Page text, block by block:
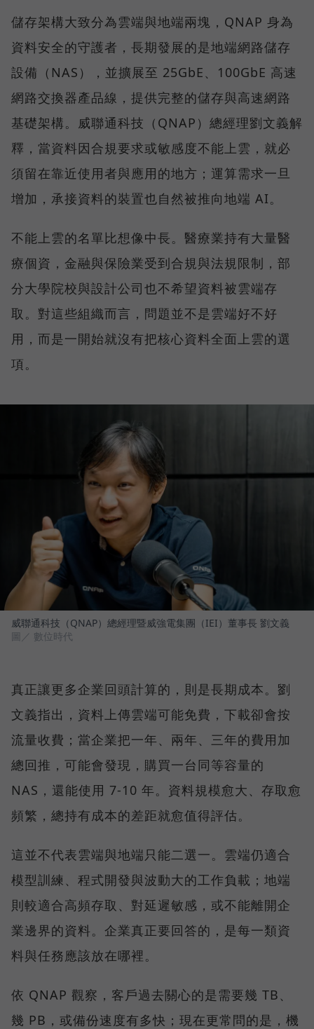
儲存架構大致分為雲端與地端兩塊，QNAP 身為
資料安全的守護者，長期發展的是地端網路儲存
設備（NAS），並擴展至 25GbE、100GbE 高速
網路交換器產品線，提供完整的儲存與高速網路
基礎架構。威聯通科技（QNAP）總經理劉文義解
釋，當資料因合規要求或敏感度不能上雲，就必
須留在靠近使用者與應用的地方；運算需求一旦
增加，承接資料的裝置也自然被推向地端 AI。
不能上雲的名單比想像中長。醫療業持有大量醫
療個資，金融與保險業受到合規與法規限制，部
分大學院校與設計公司也不希望資料被雲端存
取。對這些組織而言，問題並不是雲端好不好
用，而是一開始就沒有把核心資料全面上雲的選
項。
威聯通科技（QNAP）總經理暨威強電集團（IEI）董事長 劉文義
圖／ 數位時代
真正讓更多企業回頭計算的，則是長期成本。劉
文義指出，資料上傳雲端可能免費，下載卻會按
流量收費；當企業把一年、兩年、三年的費用加
總回推，可能會發現，購買一台同等容量的
NAS，還能使用 7-10 年。資料規模愈大、存取愈
頻繁，總持有成本的差距就愈值得評估。
這並不代表雲端與地端只能二選一。雲端仍適合
模型訓練、程式開發與波動大的工作負載；地端
則較適合高頻存取、對延遲敏感，或不能離開企
業邊界的資料。企業真正要回答的，是每一類資
料與任務應該放在哪裡。
依 QNAP 觀察，客戶過去關心的是需要幾 TB、
幾 PB，或備份速度有多快；現在更常問的是，機